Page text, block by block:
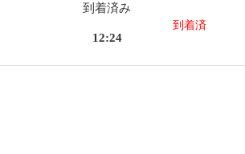
到着済み
12:24
到着済